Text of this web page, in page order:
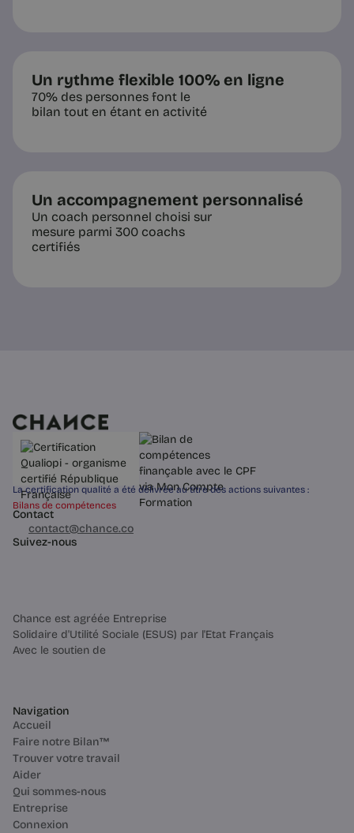
Un rythme flexible 100% en ligne
70% des personnes font le
bilan tout en étant en activité
Un accompagnement personnalisé
Un coach personnel choisi sur
mesure parmi 300 coachs
certifiés
La certification qualité a été délivrée au titre des actions suivantes :
Bilans de compétences
Contact
03 60 84 01 14
contact@chance.co
Suivez-nous
Chance est agréée Entreprise
Solidaire d'Utilité Sociale (ESUS) par l'Etat Français
Avec le soutien de
Navigation
Accueil
Faire notre Bilan™
Trouver votre travail
Aider
Qui sommes-nous
Entreprise
Connexion